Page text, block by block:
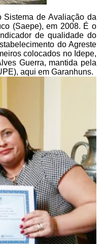
Sistema de Avaliação da
(Saepe), em 2008. É o
de qualidade do
do Agreste
colocados noIdepe,
Guerra, mantida pela
aqui em Garanhuns.